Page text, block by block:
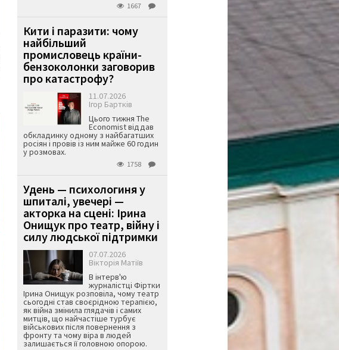
1667
Кити і паразити: чому
найбільший
промисловець країни-
бензоколонки заговорив
про катастрофу?
11.07.2026
Ігор Бартків
Цього тижня The
Economist віддав
обкладинку одному з найбагатших
росіян і провів із ним майже 60 годин
у розмовах.
1758
Удень — психологиня у
шпиталі, увечері —
акторка на сцені: Ірина
Онищук про театр, війну і
силу людської підтримки
07.07.2026
Вікторія Матіїв
В інтерв'ю
журналістці Фіртки
Ірина Онищук розповіла, чому театр
сьогодні став своєрідною терапією,
як війна змінила глядачів і самих
митців, що найчастіше турбує
військових після повернення з
фронту та чому віра в людей
залишається її головною опорою.